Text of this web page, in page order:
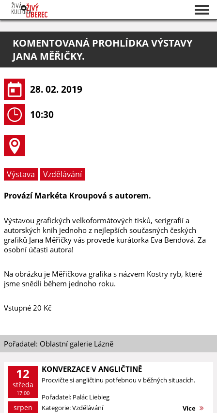
O projektu
Pořadatelé
KOMENTOVANÁ PROHLÍDKA VÝSTAVY
JANA MĚŘIČKY.
28. 02. 2019
10:30
Výstava
Vzdělávání
Provází Markéta Kroupová s autorem.
Výstavou grafických velkoformátových tisků, serigrafií a
autorských knih jednoho z nejlepších současných českých
grafiků Jana Měřičky vás provede kurátorka Eva Bendová. Za
osobní účasti autora!
Na obrázku je Měřičkova grafika s názvem Kostry ryb, které
jsme snědli během jednoho roku.
Vstupné 20 Kč
Pořadatel: Oblastní galerie Lázně
12
středa
17:00
srpen
KONVERZACE V ANGLIČTINĚ
Procvičte si angličtinu potřebnou v běžných situacích.
Pořadatel: Palác Liebieg
Kategorie: Vzdělávání
Více